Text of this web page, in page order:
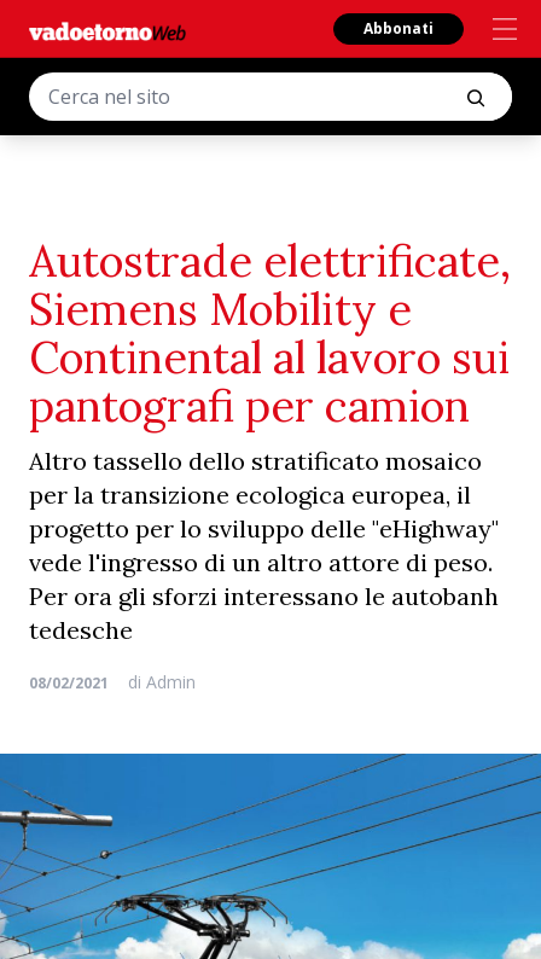
Abbonati
Autostrade elettrificate,
Siemens Mobility e
Continental al lavoro sui
pantografi per camion
Altro tassello dello stratificato mosaico
per la transizione ecologica europea, il
progetto per lo sviluppo delle "eHighway"
vede l'ingresso di un altro attore di peso.
Per ora gli sforzi interessano le autobanh
tedesche
08/02/2021 di Admin